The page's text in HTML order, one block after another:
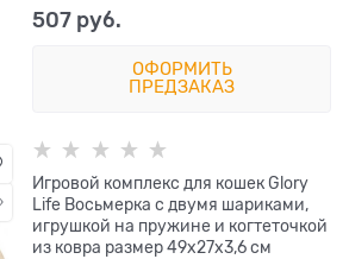
507 руб.
ОФОРМИТЬ
ПРЕДЗАКАЗ
Игровой комплекс для кошек Glory
Life Восьмерка с двумя шариками,
игрушкой на пружине и когтеточкой
из ковра размер 49х27х3,6 см